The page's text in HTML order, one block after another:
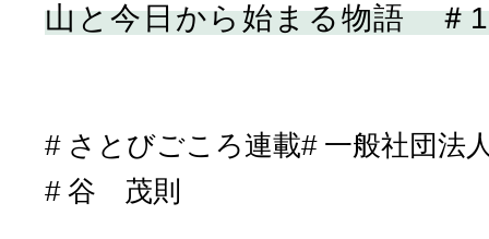
山と今日から始まる物語 ＃
さとびごころ連載 一般社団法
谷 茂則